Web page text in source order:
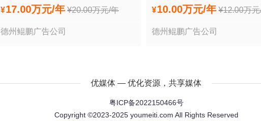
¥17.00万元/年 ¥20.00万元/年
德州鲲鹏广告公司
¥10.00万元/年 ¥12.00万
德州鲲鹏广告公司
优媒体 — 优化资源，共享媒体
粤ICP备2022150466号
Copyright ©2023-2025 youmeiti.com All Rights Reserved